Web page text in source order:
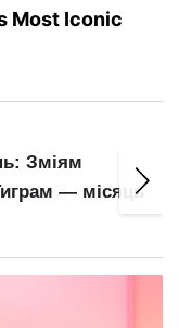
Most Iconic
в гаманцях:
для